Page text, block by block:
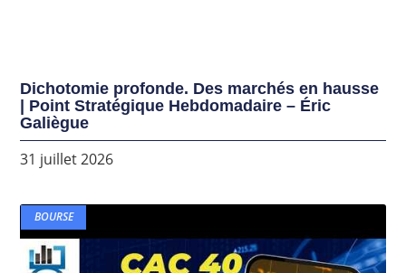
Dichotomie profonde. Des marchés en hausse
| Point Stratégique Hebdomadaire – Éric
Galiègue
31 juillet 2026
BOURSE